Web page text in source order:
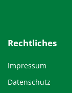
Rechtliches
Impressum
Datenschutz